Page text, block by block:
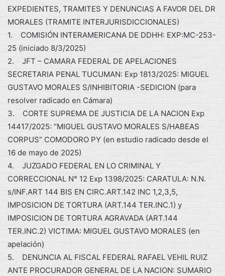
EXPEDIENTES, TRAMITES Y DENUNCIAS A FAVOR DEL DR
MORALES (TRAMITE INTERJURISDICCIONALES)
1. COMISIÓN INTERAMERICANA DE DDHH: EXP:MC-253-
25 (iniciado 8/3/2025)
2. JFT – CAMARA FEDERAL DE APELACIONES
SECRETARIA PENAL TUCUMAN: Exp 1813/2025: MIGUEL
GUSTAVO MORALES S/INHIBITORIA -SEDICION (para
resolver radicado en Cámara)
3. CORTE SUPREMA DE JUSTICIA DE LA NACION Exp
14417/2025: “MIGUEL GUSTAVO MORALES S/HABEAS
CORPUS” COMODORO PY (en estudio radicado desde el
16 de mayo de 2025)
4. JUZGADO FEDERAL EN LO CRIMINAL Y
CORRECCIONAL N° 12 Exp 1398/2025: CARATULA: N.N.
s/INF.ART 144 BIS EN CIRC.ART.142 INC 1,2,3,5,
IMPOSICION DE TORTURA (ART.144 TER.INC.1) y
IMPOSICION DE TORTURA AGRAVADA (ART.144
TER.INC.2) VICTIMA: MIGUEL GUSTAVO MORALES (en
apelación)
5. DENUNCIA AL FISCAL FEDERAL RAFAEL VEHIL RUIZ
ANTE PROCURADOR GENERAL DE LA NACION: SUMARIO